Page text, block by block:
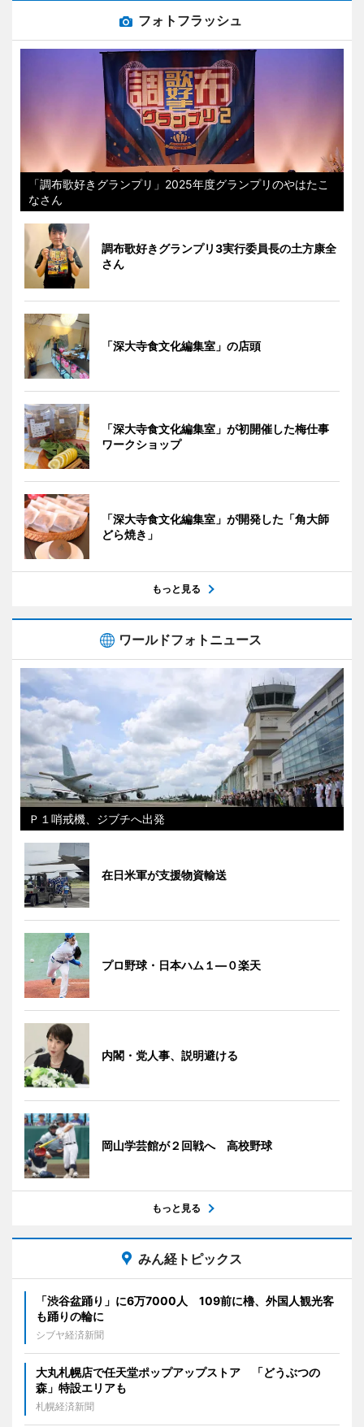
フォトフラッシュ
「調布歌好きグランプリ」2025年度グランプリのやはたこ
なさん
調布歌好きグランプリ3実行委員長の土方康全
さん
「深大寺食文化編集室」の店頭
「深大寺食文化編集室」が初開催した梅仕事
ワークショップ
「深大寺食文化編集室」が開発した「角大師
どら焼き」
もっと見る
ワールドフォトニュース
Ｐ１哨戒機、ジブチへ出発
在日米軍が支援物資輸送
プロ野球・日本ハム１―０楽天
内閣・党人事、説明避ける
岡山学芸館が２回戦へ 高校野球
もっと見る
みん経トピックス
「渋谷盆踊り」に6万7000人 109前に櫓、外国人観光客
も踊りの輪に
シブヤ経済新聞
大丸札幌店で任天堂ポップアップストア 「どうぶつの
森」特設エリアも
札幌経済新聞